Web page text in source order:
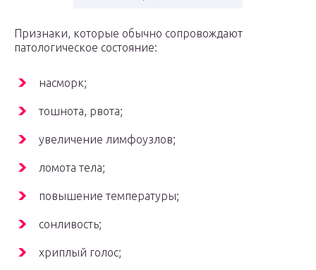
Признаки, которые обычно сопровождают
патологическое состояние:
насморк;
тошнота, рвота;
увеличение лимфоузлов;
ломота тела;
повышение температуры;
сонливость;
хриплый голос;